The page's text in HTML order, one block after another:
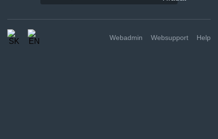
Webadmin Websupport Help